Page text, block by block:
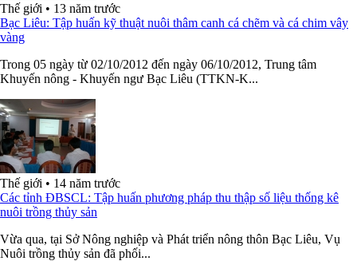
Thế giới • 13 năm trước
Bạc Liêu: Tập huấn kỹ thuật nuôi thâm canh cá chẽm và cá chim vây
vàng
Trong 05 ngày từ 02/10/2012 đến ngày 06/10/2012, Trung tâm
Khuyến nông - Khuyến ngư Bạc Liêu (TTKN-K...
Thế giới • 14 năm trước
Các tỉnh ĐBSCL: Tập huấn phương pháp thu thập số liệu thống kê
nuôi trồng thủy sản
Vừa qua, tại Sở Nông nghiệp và Phát triển nông thôn Bạc Liêu, Vụ
Nuôi trồng thủy sản đã phối...